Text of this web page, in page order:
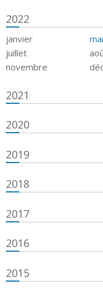
2022
janvier
juillet
novembre
2021
2020
2019
2018
2017
2016
2015